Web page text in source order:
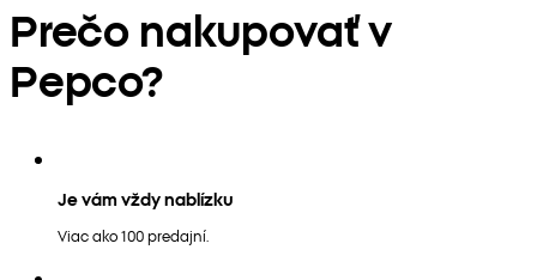
Prečo nakupovať v
Pepco?
Je vám vždy nablízku
Viac ako 100 predajní.